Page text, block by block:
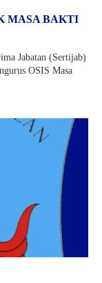
AKADEMIK
MASA BAKTI
Jabatan (Sertijab)
OSIS Masa